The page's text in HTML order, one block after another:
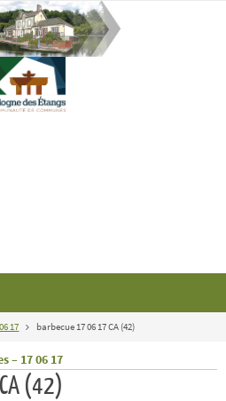
17 barbecue 17 06 17 CA (42)
– 17 06 17
(42)